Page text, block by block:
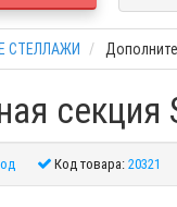
СТЕЛЛАЖИ
секция
Код товара:20321